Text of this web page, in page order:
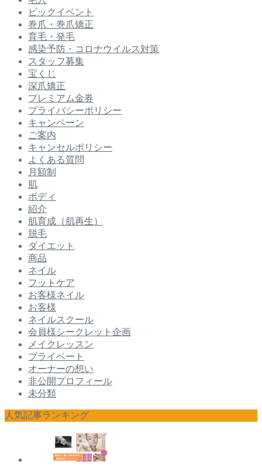
ビックイベント
巻爪・巻爪矯正
育毛・発毛
感染予防・コロナウイルス対策
スタッフ募集
宝くじ
深爪矯正
プレミアム金券
プライバシーポリシー
キャンペーン
ご案内
キャンセルポリシー
よくある質問
月額制
肌
ボディ
紹介
肌育成（肌再生）
脱毛
ダイエット
商品
ネイル
フットケア
お客様ネイル
お客様
ネイルスクール
会員様シークレット企画
メイクレッスン
プライベート
オーナーの想い
非公開プロフィール
未分類
人気記事ランキング